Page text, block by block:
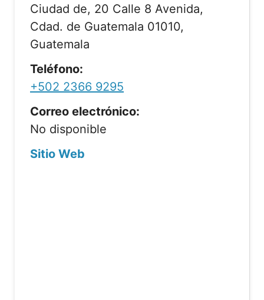
Ciudad de, 20 Calle 8 Avenida,
Cdad. de Guatemala 01010,
Guatemala
Teléfono:
+502 2366 9295
Correo electrónico:
No disponible
Sitio Web